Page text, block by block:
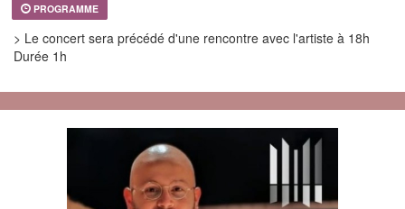
PROGRAMME
> Le concert sera précédé d'une rencontre avec l'artiste à 18h
Durée 1h